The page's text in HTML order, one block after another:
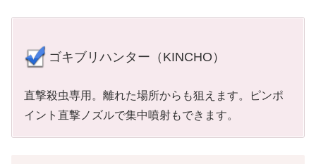
ゴキブリハンター（KINCHO）
直撃殺虫専用。離れた場所からも狙えます。ピンポ
イント直撃ノズルで集中噴射もできます。